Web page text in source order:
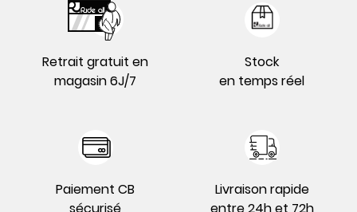
Retrait gratuit en
magasin 6J/7
Stock
en temps réel
Paiement CB
Livraison rapide